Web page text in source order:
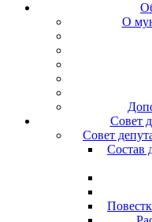
О
Совет
Совет
Состав